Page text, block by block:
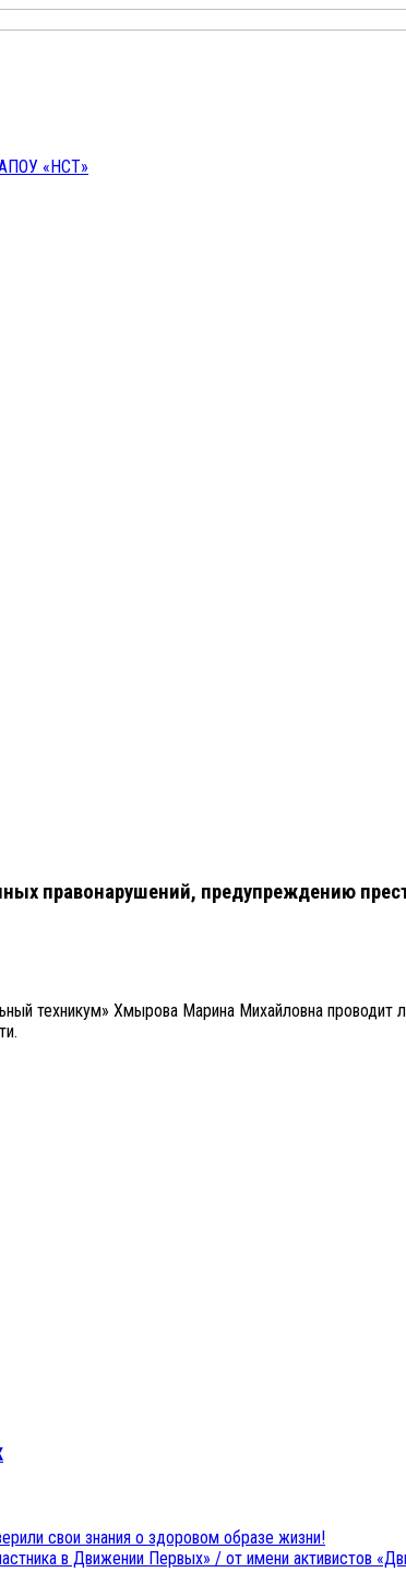
«НСТ»
правонарушений, предупреждению
техникум» Хмырова Марина Михайловна проводит
свои знания о здоровом образе жизни!
в Движении Первых» / от имени активистов